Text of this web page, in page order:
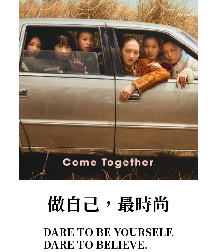
做自己，最時尚
DARE TO BE YOURSELF.
DARE TO BELIEVE.